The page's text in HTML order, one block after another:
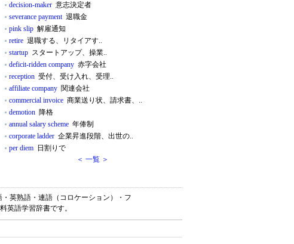
decision-maker 意志決定者
severance payment退職金
pink slip 解雇通知
retire 退職する、リタイアす..
startup スタートアップ、操業..
deficit-ridden company 赤字会社
reception 受付、受け入れ、受理..
affiliate company 関連会社
commercial invoice 商業送り状、請求書、..
demotion 降格
annual salary scheme 年俸制
corporate ladder 企業昇進段階、出世の..
per diem 日割りで
＜ 一覧 ＞
・英熟語・連語（コロケーション）・フ
英語学習辞書です。